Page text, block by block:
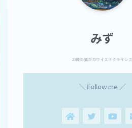
みず
23歳の猫がカワイスギクライシス
＼ Follow me ／